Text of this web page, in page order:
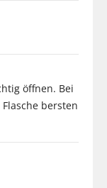
öffnen. Bei
bersten